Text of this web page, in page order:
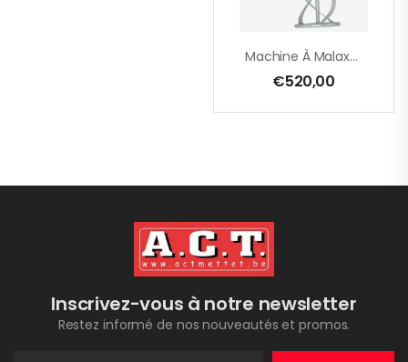
Machine À Malaxer SET – EHR 23/2.5 S – 180 Mm + Mélangeur MG 160 – 1800 W – Câble PUR
€520,00
Inscrivez-vous à notre newsletter
Restez informé de nos nouveautés et promos.